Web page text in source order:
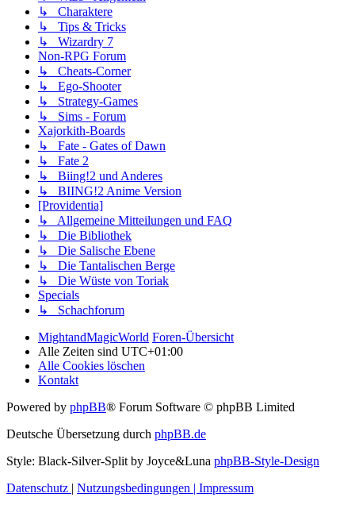
↳ Charaktere
↳ Tips & Tricks
↳ Wizardry 7
Non-RPG Forum
↳ Cheats-Corner
↳ Ego-Shooter
↳ Strategy-Games
↳ Sims - Forum
Xajorkith-Boards
↳ Fate - Gates of Dawn
↳ Fate 2
↳ Biing!2 und Anderes
↳ BIING!2 Anime Version
[Providentia]
↳ Allgemeine Mitteilungen und FAQ
↳ Die Bibliothek
↳ Die Salische Ebene
↳ Die Tantalischen Berge
↳ Die Wüste von Toriak
Specials
↳ Schachforum
MightandMagicWorld Foren-Übersicht
Alle Zeiten sind UTC+01:00
Alle Cookies löschen
Kontakt
Powered by phpBB® Forum Software © phpBB Limited
Deutsche Übersetzung durch phpBB.de
Style: Black-Silver-Split by Joyce&Luna phpBB-Style-Design
Datenschutz
Nutzungsbedingungen Impressum